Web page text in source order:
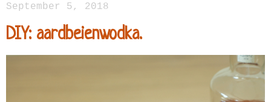
September 5, 2018
DIY: aardbeienwodka.